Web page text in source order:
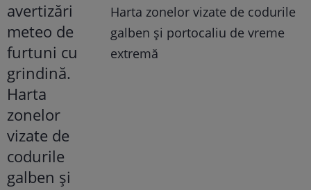
Harta zonelor vizate de codurile
galben și portocaliu de vreme
extremă